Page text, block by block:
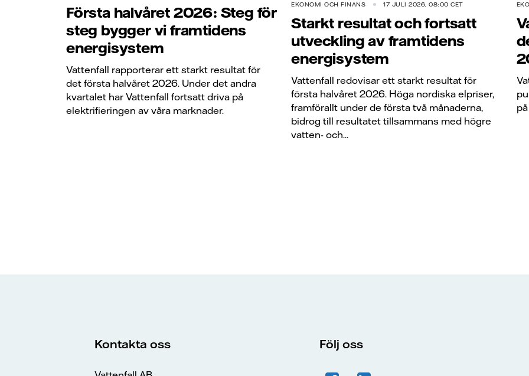
Första halvåret 2026: Steg för
steg bygger vi framtidens
energisystem
Vattenfall rapporterar ett starkt resultat för
det första halvåret 2026. Under det andra
kvartalet har Vattenfall fortsatt driva på
elektrifieringen av våra marknader.
EKONOMI OCH FINANS
17 JULI 2026, 08:00 CET
Starkt resultat och fortsatt
utveckling av framtidens
energisystem
Vattenfall redovisar ett starkt resultat för
första halvåret 2026. Höga nordiska elpriser,
framförallt under de första två månaderna,
bidrog till resultatet tillsammans med högre
vatten- och...
Kontakta oss Följ oss